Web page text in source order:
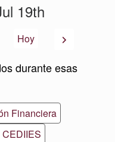
19th
AnteriorHoy Siguiente
durante esas
Financiera
CEDIIES